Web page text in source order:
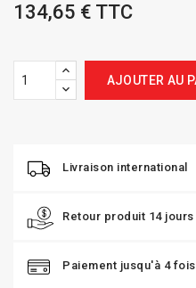
134,65 € TTC
AJOUTER AU
Livraison international
Retour produit 14 jours
Paiement jusqu'à 4 fois